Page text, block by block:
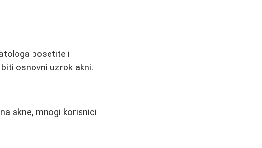
posetite i
osnovni uzrok akni.
akne, mnogi korisnici